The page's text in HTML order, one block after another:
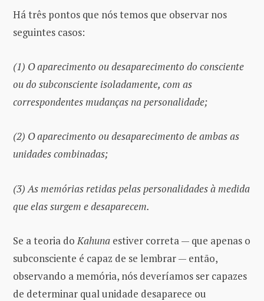
Há três pontos que nós temos que observar nos
seguintes casos:
(1) O aparecimento ou desaparecimento do consciente
ou do subconsciente isoladamente, com as
correspondentes mudanças na personalidade;
(2) O aparecimento ou desaparecimento de ambas as
unidades combinadas;
(3) As memórias retidas pelas personalidades à medida
que elas surgem e desaparecem.
Se a teoria do Kahuna estiver correta — que apenas o
subconsciente é capaz de se lembrar — então,
observando a memória, nós deveríamos ser capazes
de determinar qual unidade desaparece ou